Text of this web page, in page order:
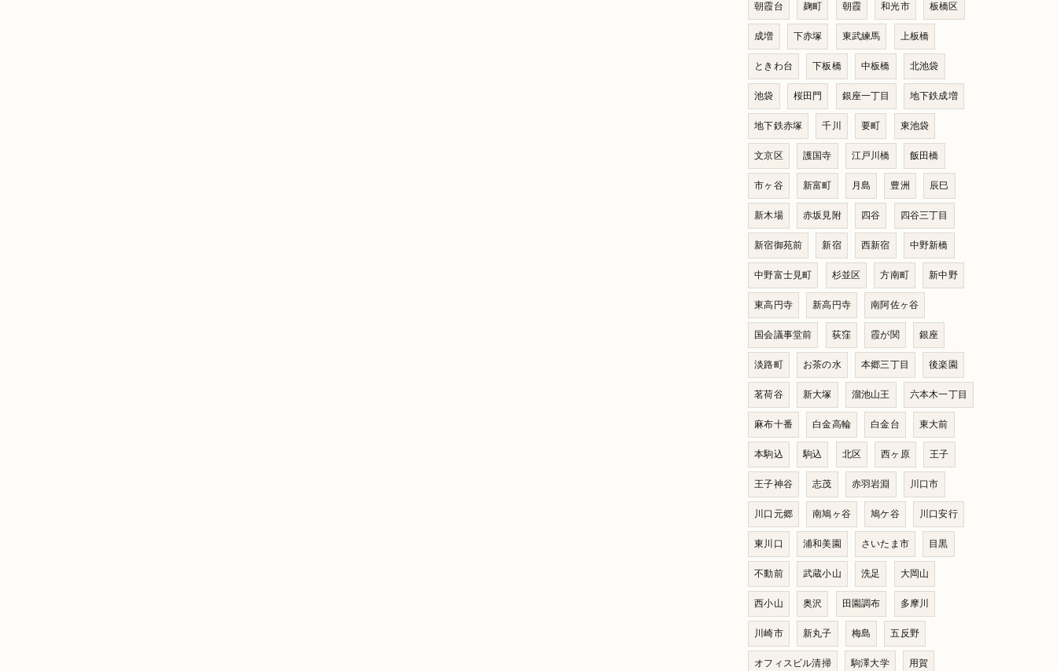
朝霞台 麹町 朝霞 和光市 板橋区
成増 下赤塚 東武練馬 上板橋
ときわ台 下板橋 中板橋 北池袋
池袋 桜田門 銀座一丁目 地下鉄成増
地下鉄赤塚 千川 要町 東池袋
文京区 護国寺 江戸川橋 飯田橋
市ヶ谷 新富町 月島 豊洲 辰巳
新木場 赤坂見附 四谷 四谷三丁目
新宿御苑前 新宿 西新宿 中野新橋
中野富士見町 杉並区 方南町 新中野
東高円寺 新高円寺 南阿佐ヶ谷
国会議事堂前 荻窪 霞が関 銀座
淡路町 お茶の水 本郷三丁目 後楽園
茗荷谷 新大塚 溜池山王 六本木一丁目
麻布十番 白金高輪 白金台 東大前
本駒込 駒込 北区 西ヶ原 王子
王子神谷 志茂 赤羽岩淵 川口市
川口元郷 南鳩ヶ谷 鳩ケ谷 川口安行
東川口 浦和美園 さいたま市 目黒
不動前 武蔵小山 洗足 大岡山
西小山 奥沢 田園調布 多摩川
川崎市 新丸子 梅島 五反野
オフィスビル清掃 駒澤大学 用賀